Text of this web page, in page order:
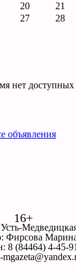
20 21
27 28
нет доступных
объявления
16+
Фирсова
8 (84464) 4-45-91